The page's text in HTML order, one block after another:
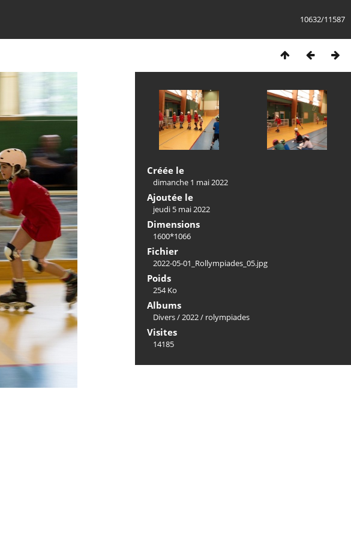
10632/11587
Créée le
dimanche 1 mai 2022
Ajoutée le
jeudi 5 mai 2022
Dimensions
1600*1066
Fichier
2022-05-01_Rollympiades_05.jpg
Poids
254 Ko
Albums
Divers/2022/ rolympiades
Visites
14185